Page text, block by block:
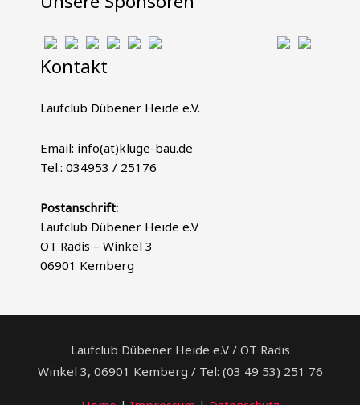
Kontakt
Laufclub Dübener Heide e.V.
Email: info(at)kluge-bau.de
Tel.: 034953 / 25176
Postanschrift:
Laufclub Dübener Heide e.V
OT Radis – Winkel 3
06901 Kemberg
Laufclub Dübener Heide e.V / OT Radis
Winkel 3, 06901 Kemberg / Tel: (03 49 53) 251 76